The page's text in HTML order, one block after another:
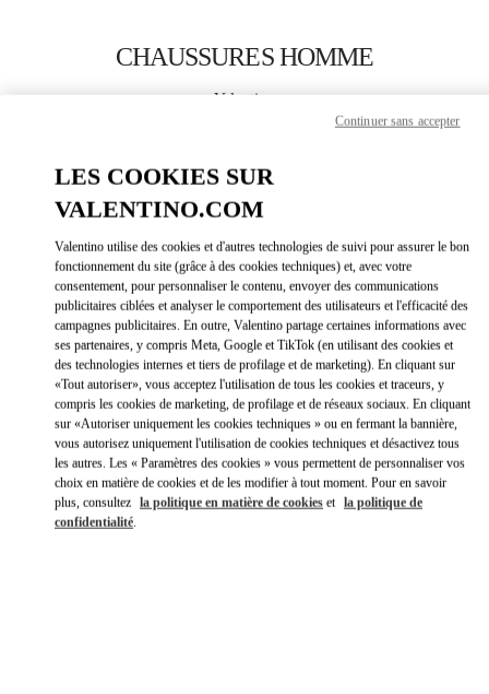
CHAUSSURES HOMME
Valentino
APPELLE MAINTENANT
PLUS DE DÉTAILS
OBTENIR DES DIRECTIONSLINK
Link Opens in New Tab
LES COOKIES SUR
VALENTINO.COM
Valentino utilise des cookies et d'autres technologies de suivi pour assurer le bon
fonctionnement du site (grâce à des cookies techniques) et, avec votre
consentement, pour personnaliser le contenu, envoyer des communications
publicitaires ciblées et analyser le comportement des utilisateurs et l'efficacité des
campagnes publicitaires. En outre, Valentino partage certaines informations avec
ses partenaires, y compris Meta, Google et TikTok (en utilisant des cookies et
des technologies internes et tiers de profilage et de marketing). En cliquant sur
«Tout autoriser», vous acceptez l'utilisation de tous les cookies et traceurs, y
compris les cookies de marketing, de profilage et de réseaux sociaux. En cliquant
sur «Autoriser uniquement les cookies techniques » ou en fermant la bannière,
vous autorisez uniquement l'utilisation de cookies techniques et désactivez tous
les autres. Les « Paramètres des cookies » vous permettent de personnaliser vos
choix en matière de cookies et de les modifier à tout moment. Pour en savoir
plus, consultez la politique en matière de cookies et la politique de
confidentialité.
Continuer sans accepter